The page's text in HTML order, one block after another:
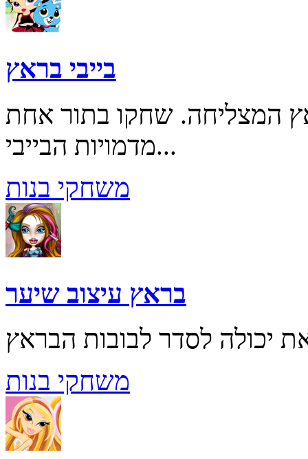
בייבי בראץ
המצליחה. שחקו בתור אחת
מדמויות הבייבי...
משחקי בנות
בראץ עיצוב שיער
משחקי בנות